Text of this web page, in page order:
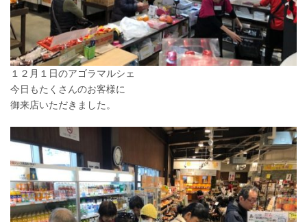
１２月１日のアゴラマルシェ
今日もたくさんのお客様に
御来店いただきました。